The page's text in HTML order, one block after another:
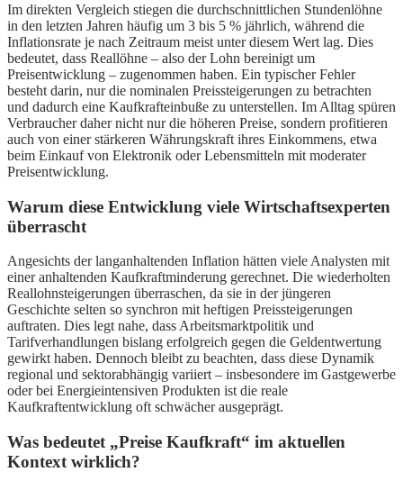
Im direkten Vergleich stiegen die durchschnittlichen Stundenlöhne
in den letzten Jahren häufig um 3 bis 5 % jährlich, während die
Inflationsrate je nach Zeitraum meist unter diesem Wert lag. Dies
bedeutet, dass Reallöhne – also der Lohn bereinigt um
Preisentwicklung – zugenommen haben. Ein typischer Fehler
besteht darin, nur die nominalen Preissteigerungen zu betrachten
und dadurch eine Kaufkrafteinbuße zu unterstellen. Im Alltag spüren
Verbraucher daher nicht nur die höheren Preise, sondern profitieren
auch von einer stärkeren Währungskraft ihres Einkommens, etwa
beim Einkauf von Elektronik oder Lebensmitteln mit moderater
Preisentwicklung.
Warum diese Entwicklung viele Wirtschaftsexperten
überrascht
Angesichts der langanhaltenden Inflation hätten viele Analysten mit
einer anhaltenden Kaufkraftminderung gerechnet. Die wiederholten
Reallohnsteigerungen überraschen, da sie in der jüngeren
Geschichte selten so synchron mit heftigen Preissteigerungen
auftraten. Dies legt nahe, dass Arbeitsmarktpolitik und
Tarifverhandlungen bislang erfolgreich gegen die Geldentwertung
gewirkt haben. Dennoch bleibt zu beachten, dass diese Dynamik
regional und sektorabhängig variiert – insbesondere im Gastgewerbe
oder bei Energieintensiven Produkten ist die reale
Kaufkraftentwicklung oft schwächer ausgeprägt.
Was bedeutet „Preise Kaufkraft“ im aktuellen
Kontext wirklich?